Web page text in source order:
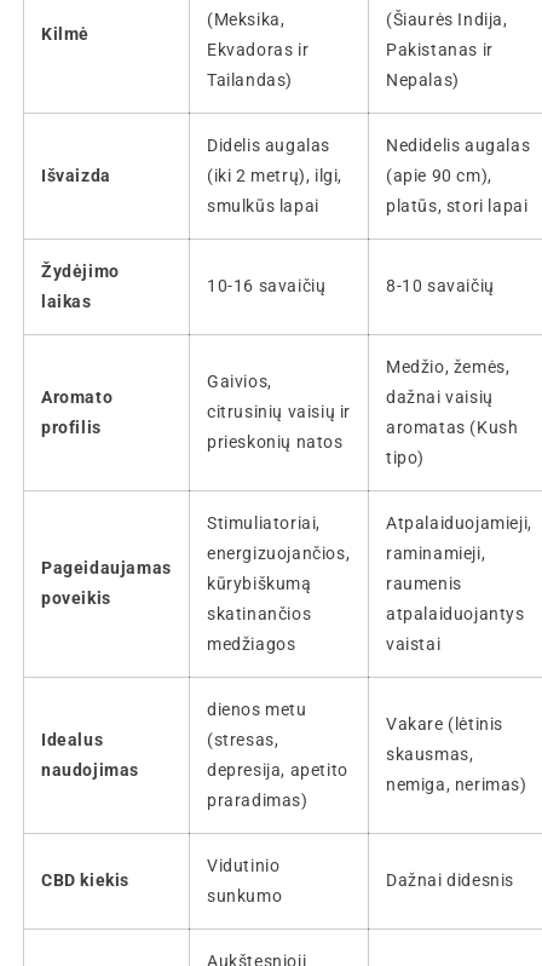
Kilmė
(Meksika,
Ekvadoras ir
Tailandas)
(Šiaurės Indija,
Pakistanas ir
Nepalas)
Išvaizda
Didelis augalas
(iki 2 metrų), ilgi,
smulkūs lapai
Nedidelis augalas
(apie 90 cm),
platūs, stori lapai
Žydėjimo
laikas
10-16 savaičių 8-10 savaičių
Aromato
profilis
Gaivios,
citrusinių vaisių ir
prieskonių natos
Medžio, žemės,
dažnai vaisių
aromatas (Kush
tipo)
Pageidaujamas
poveikis
Stimuliatoriai,
energizuojančios,
kūrybiškumą
skatinančios
medžiagos
Atpalaiduojamieji,
raminamieji,
raumenis
atpalaiduojantys
vaistai
Idealus
naudojimas
dienos metu
(stresas,
depresija, apetito
praradimas)
Vakare (lėtinis
skausmas,
nemiga, nerimas)
CBD kiekis
Vidutinio
sunkumo
Dažnai didesnis
Aukštesnioji